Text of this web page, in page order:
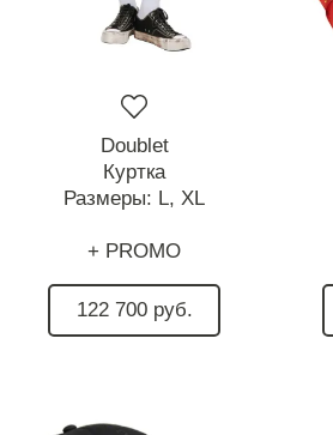
Doublet
Куртка
Размеры: L, XL
+ PROMO
122 700 руб.